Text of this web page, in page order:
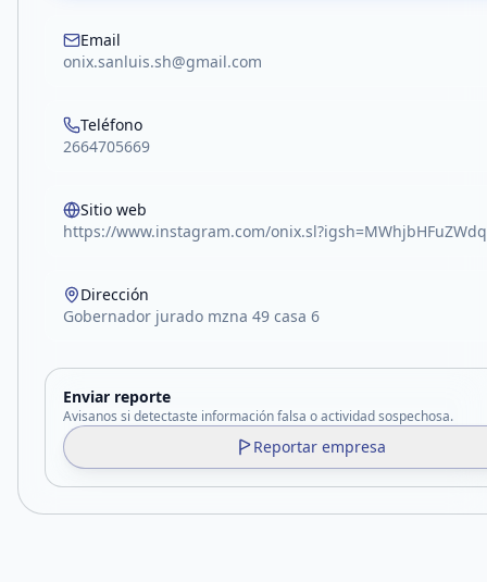
Email
onix.sanluis.sh@gmail.com
Teléfono
2664705669
Sitio web
https://www.instagram.com/
Dirección
Gobernador jurado mzna 49 casa 6
Enviar reporte
Avisanos si detectaste información falsa o actividad sospechosa.
Reportar empresa